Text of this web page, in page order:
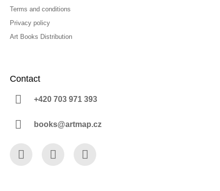
Terms and conditions
Privacy policy
Art Books Distribution
Contact
+420 703 971 393
books@artmap.cz